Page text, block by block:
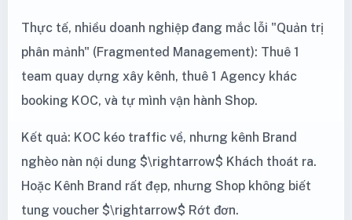
Thực tế, nhiều doanh nghiệp đang mắc lỗi "Quản trị
phân mảnh" (Fragmented Management): Thuê 1
team quay dựng xây kênh, thuê 1 Agency khác
booking KOC, và tự mình vận hành Shop.
Kết quả: KOC kéo traffic về, nhưng kênh Brand
nghèo nàn nội dung $\rightarrow$ Khách thoát ra.
Hoặc Kênh Brand rất đẹp, nhưng Shop không biết
tung voucher $\rightarrow$ Rớt đơn.